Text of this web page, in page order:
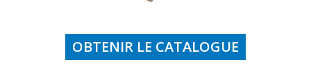
OBTENIR LE CATALOGUE